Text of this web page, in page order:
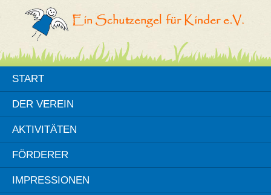
START
DER VEREIN
AKTIVITÄTEN
FÖRDERER
IMPRESSIONEN